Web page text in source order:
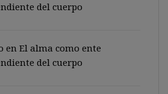
del cuerpo
en El alma como ente
del cuerpo